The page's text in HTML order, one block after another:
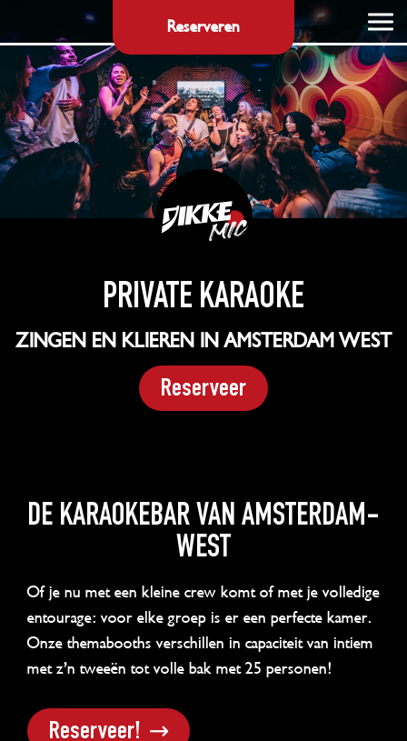
Reserveren
PRIVATE KARAOKE
ZINGEN EN KLIEREN IN AMSTERDAM WEST
Reserveer
DE KARAOKEBAR VAN AMSTERDAM-
WEST
Of je nu met een kleine crew komt of met je volledige
entourage: voor elke groep is er een perfecte kamer.
Onze themabooths verschillen in capaciteit van intiem
met z’n tweeën tot volle bak met 25 personen!
Reserveer!